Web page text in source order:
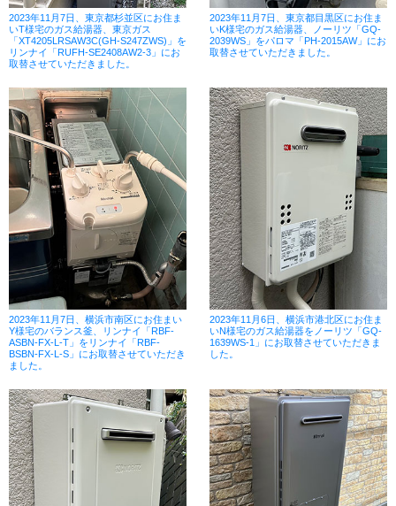
2023年11月7日、東京都杉並区にお住ま
いT様宅のガス給湯器、東京ガス
「XT4205LRSAW3C(GH-S247ZWS)」を
リンナイ「RUFH-SE2408AW2-3」にお
取替させていただきました。
2023年11月7日、東京都目黒区にお住ま
いK様宅のガス給湯器、ノーリツ「GQ-
2039WS」をパロマ「PH-2015AW」にお
取替させていただきました。
2023年11月7日、横浜市南区にお住まい
Y様宅のバランス釜、リンナイ「RBF-
ASBN-FX-L-T」をリンナイ「RBF-
BSBN-FX-L-S」にお取替させていただき
ました。
2023年11月6日、横浜市港北区にお住ま
いN様宅のガス給湯器をノーリツ「GQ-
1639WS-1」にお取替させていただきま
した。